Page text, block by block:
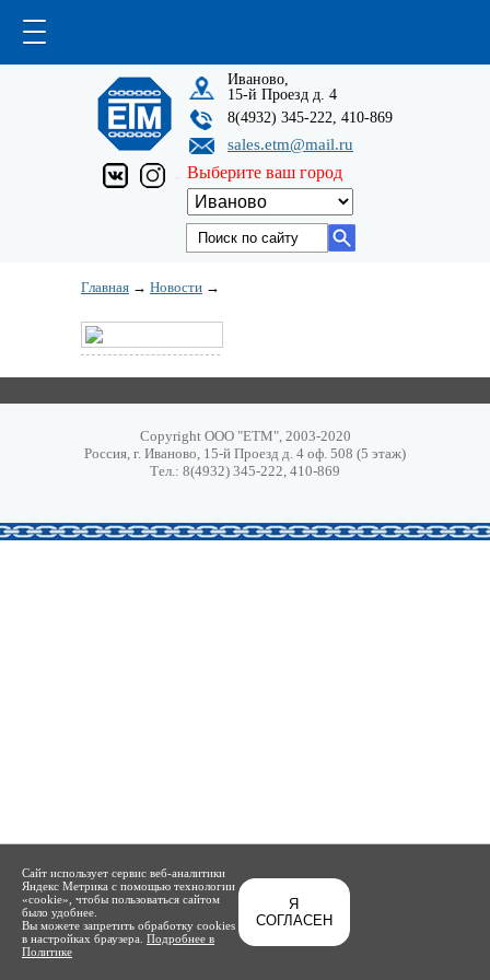
Иваново,
15-й Проезд д. 4
8(4932) 345-222, 410-869
sales.etm@mail.ru
Выберите ваш город
Главная → Новости →
Copyright ООО "ЕТМ", 2003-2020
Россия, г. Иваново, 15-й Проезд д. 4 оф. 508 (5 этаж)
Тел.: 8(4932) 345-222, 410-869
Сайт использует сервис веб-аналитики
Яндекс Метрика с помощью технологии
«cookie», чтобы пользоваться сайтом
было удобнее.
Вы можете запретить обработку cookies
в настройках браузера. Подробнее в
Политике
Я
СОГЛАСЕН